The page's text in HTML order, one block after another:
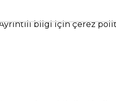
bilgi için çerez